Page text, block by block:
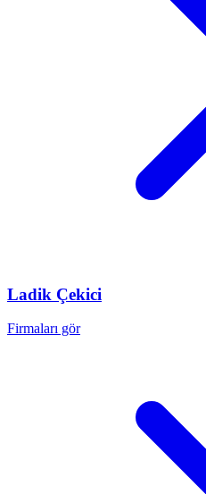
Ladik Çekici
Firmaları gör